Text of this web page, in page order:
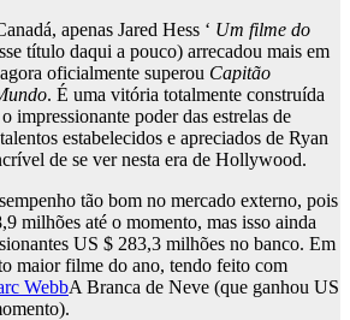
apenas Jared Hess ‘ Um filme do
título daqui a pouco) arrecadou mais em
agora oficialmente superou Capitão
. É uma vitória totalmente construída
impressionante poder das estrelas de
estabelecidos e apreciados de Ryan
de se ver nesta era de Hollywood.
tão bom no mercado externo, pois
milhões até o momento, mas isso ainda
US $ 283,3 milhões no banco. Em
maior filme do ano, tendo feito com
WebbA Branca de Neve (que ganhou US